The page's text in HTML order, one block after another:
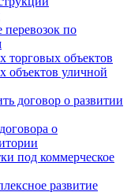
по
торговых объектов
объектов уличной
договор о развитии
о
под коммерческое
развитие